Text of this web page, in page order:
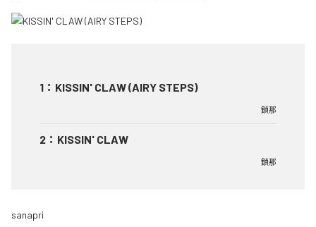
1 ： KISSIN' CLAW (AIRY STEPS)
鎖那
2 ： KISSIN' CLAW
鎖那
sanapri